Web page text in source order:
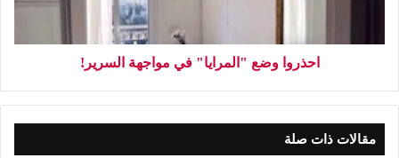
احذروا وضع "المرايا" في مواجهة السرير!
مقالات ذات صلة